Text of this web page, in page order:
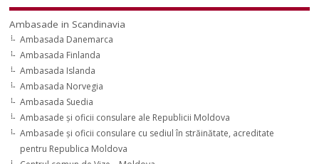
Ambasade in Scandinavia
Ambasada Danemarca
Ambasada Finlanda
Ambasada Islanda
Ambasada Norvegia
Ambasada Suedia
Ambasade şi oficii consulare ale Republicii Moldova
Ambasade şi oficii consulare cu sediul în străinătate, acreditate
pentru Republica Moldova